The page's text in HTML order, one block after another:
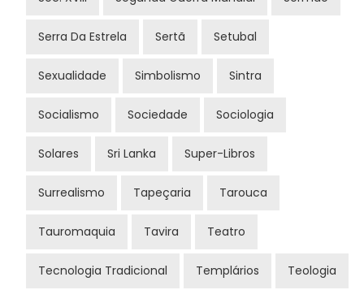
Serra Da Estrela Sertã Setubal
Sexualidade Simbolismo Sintra
Socialismo Sociedade Sociologia
Solares Sri Lanka Super-Libros
Surrealismo Tapeçaria Tarouca
Tauromaquia Tavira Teatro
Tecnologia Tradicional Templários Teologia